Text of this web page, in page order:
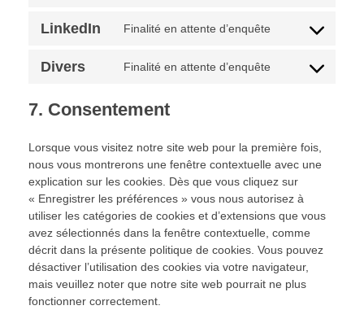
LinkedIn Finalité en attente d’enquête
Divers Finalité en attente d’enquête
7. Consentement
Lorsque vous visitez notre site web pour la première fois,
nous vous montrerons une fenêtre contextuelle avec une
explication sur les cookies. Dès que vous cliquez sur
« Enregistrer les préférences » vous nous autorisez à
utiliser les catégories de cookies et d’extensions que vous
avez sélectionnés dans la fenêtre contextuelle, comme
décrit dans la présente politique de cookies. Vous pouvez
désactiver l’utilisation des cookies via votre navigateur,
mais veuillez noter que notre site web pourrait ne plus
fonctionner correctement.